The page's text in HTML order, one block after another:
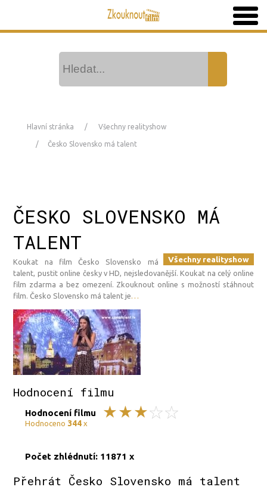
Hlavní stránka Všechny realityshow
Česko Slovensko má talent
ČESKO SLOVENSKO MÁ
TALENT
Všechny realityshow
Koukat na film Česko Slovensko má
talent, pustit online česky v HD, nejsledovanější. Koukat na celý online
film zdarma a bez omezení. Zkouknout online s možností stáhnout
film. Česko Slovensko má talent je
Hodnocení filmu
Hodnocení filmu
Hodnoceno 344x
Počet zhlédnutí: 11871 x
Přehrát Česko Slovensko má talent